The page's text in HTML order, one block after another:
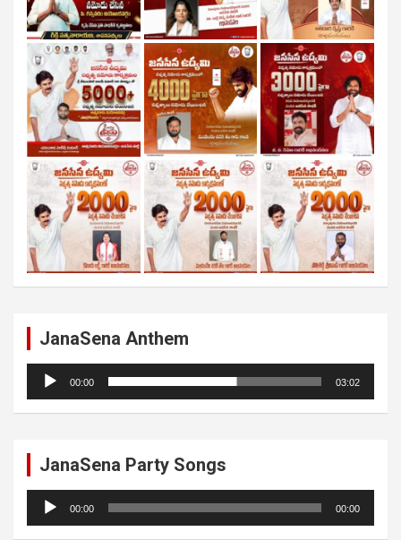
JanaSena Anthem
Audio
Player
00:00 03:02
JanaSena Party Songs
Audio
Player
00:00 00:00